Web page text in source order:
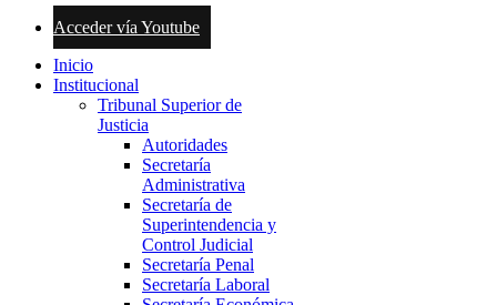
Acceder vía Youtube
Inicio
Institucional
Tribunal Superior de
Justicia
Autoridades
Secretaría
Administrativa
Secretaría de
Superintendencia y
Control Judicial
Secretaría Penal
Secretaría Laboral